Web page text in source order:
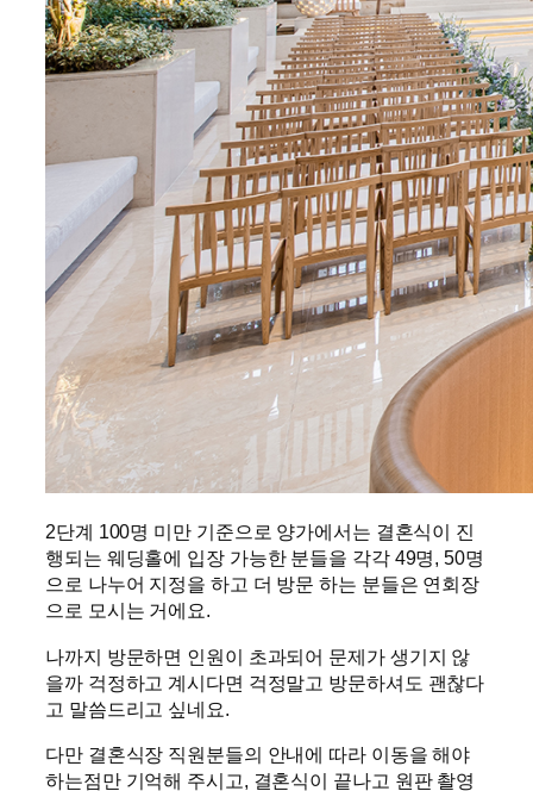
2단계 100명 미만 기준으로 양가에서는 결혼식이 진
행되는 웨딩홀에 입장 가능한 분들을 각각 49명, 50명
으로 나누어 지정을 하고 더 방문 하는 분들은 연회장
으로 모시는 거에요.
나까지 방문하면 인원이 초과되어 문제가 생기지 않
을까 걱정하고 계시다면 걱정말고 방문하셔도 괜찮다
고 말씀드리고 싶네요.
다만 결혼식장 직원분들의 안내에 따라 이동을 해야
하는점만 기억해 주시고, 결혼식이 끝나고 원판 촬영